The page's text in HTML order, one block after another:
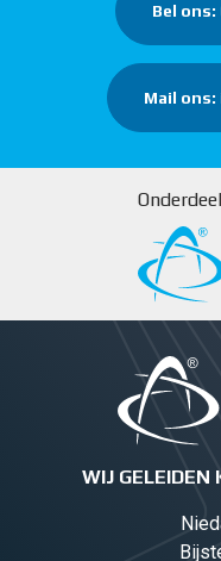
Bel ons:
Mail
WIJ GELEIDEN